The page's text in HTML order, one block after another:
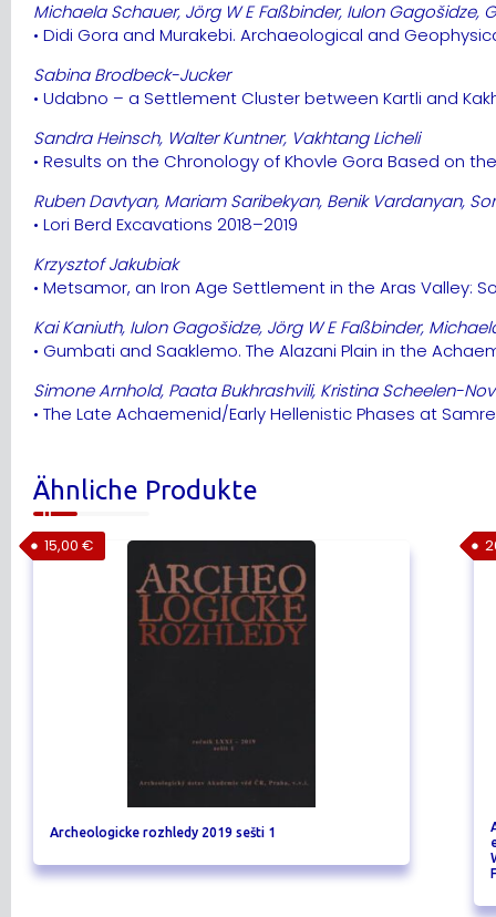
Michaela Schauer, Jörg W E Faßbinder, Iulon Gagošidze,
• Didi Gora and Murakebi. Archaeological and
Sabina Brodbeck-Jucker
• Udabno – a Settlement Cluster between Kartli and
Sandra Heinsch, Walter Kuntner, Vakhtang Licheli
• Results on the Chronology of Khovle Gora Based on
Ruben Davtyan, Mariam Saribekyan, Benik Vardanyan,
• Lori Berd Excavations 2018–2019
Krzysztof Jakubiak
• Metsamor, an Iron Age Settlement in the Aras Valley:
Kai Kaniuth, Iulon Gagošidze, Jörg W E Faßbinder,
• Gumbati and Saaklemo. The Alazani Plain in the
Simone Arnhold, Paata Bukhrashvili, Kristina Scheelen-
• The Late Achaemenid/Early Hellenistic Phases at
Ähnliche Produkte
Archeologicke rozhledy 2019 sešti 1
15,00 €